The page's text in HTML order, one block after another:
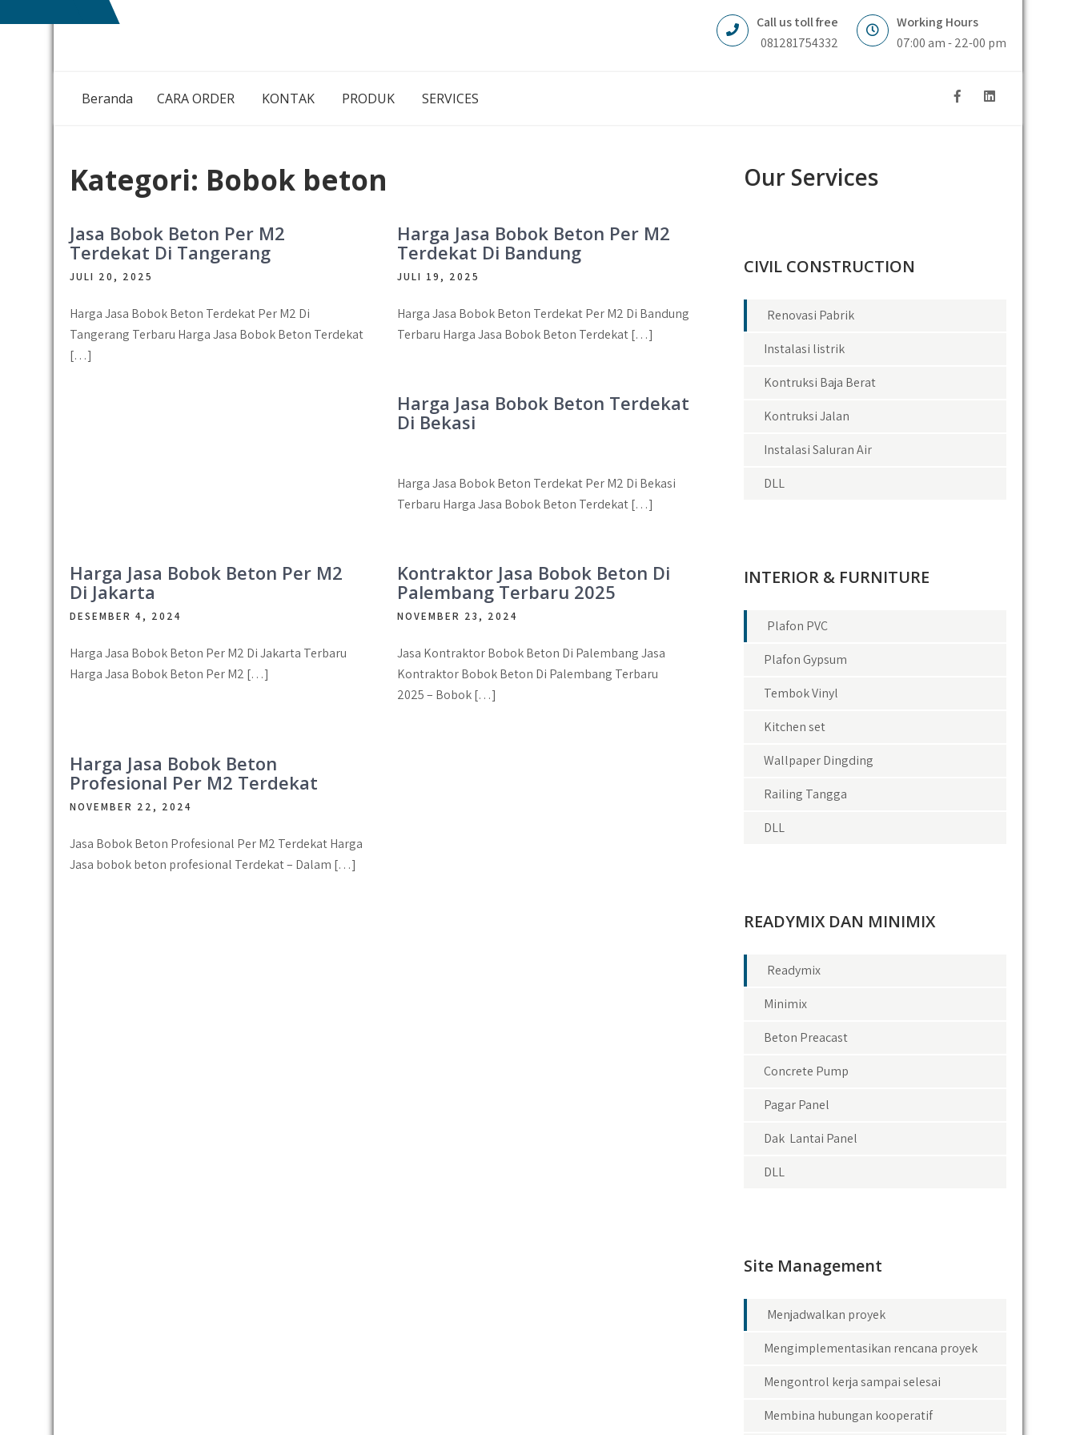
NIAGA
MEMBANGUN
Call us toll free
081281754332
Working Hours
07:00 am - 22-00 pm
Beranda CARA ORDER KONTAK PRODUK SERVICES
Kategori: Bobok beton
Jasa Bobok Beton Per M2
Terdekat Di Tangerang
JULI 20, 2025
Harga Jasa Bobok Beton Terdekat Per M2 Di
Tangerang Terbaru Harga Jasa Bobok Beton Terdekat
[…]
Harga Jasa Bobok Beton Per M2
Terdekat Di Bandung
JULI 19, 2025
Harga Jasa Bobok Beton Terdekat Per M2 Di Bandung
Terbaru Harga Jasa Bobok Beton Terdekat […]
Harga Jasa Bobok Beton Terdekat
Di Bekasi
Harga Jasa Bobok Beton Terdekat Per M2 Di Bekasi
Terbaru Harga Jasa Bobok Beton Terdekat […]
Harga Jasa Bobok Beton Per M2
Di Jakarta
DESEMBER 4, 2024
Harga Jasa Bobok Beton Per M2 Di Jakarta Terbaru
Harga Jasa Bobok Beton Per M2 […]
Kontraktor Jasa Bobok Beton Di
Palembang Terbaru 2025
NOVEMBER 23, 2024
Jasa Kontraktor Bobok Beton Di Palembang Jasa
Kontraktor Bobok Beton Di Palembang Terbaru
2025 – Bobok […]
Harga Jasa Bobok Beton
Profesional Per M2 Terdekat
NOVEMBER 22, 2024
Jasa Bobok Beton Profesional Per M2 Terdekat Harga
Jasa bobok beton profesional Terdekat – Dalam […]
Our Services
CIVIL CONSTRUCTION
Renovasi Pabrik
Instalasi listrik
Kontruksi Baja Berat
Kontruksi Jalan
Instalasi Saluran Air
DLL
INTERIOR & FURNITURE
Plafon PVC
Plafon Gypsum
Tembok Vinyl
Kitchen set
Wallpaper Dingding
Railing Tangga
DLL
READYMIX DAN MINIMIX
Readymix
Minimix
Beton Preacast
Concrete Pump
Pagar Panel
Dak Lantai Panel
DLL
Site Management
Menjadwalkan proyek
Mengimplementasikan rencana proyek
Mengontrol kerja sampai selesai
Membina hubungan kooperatif